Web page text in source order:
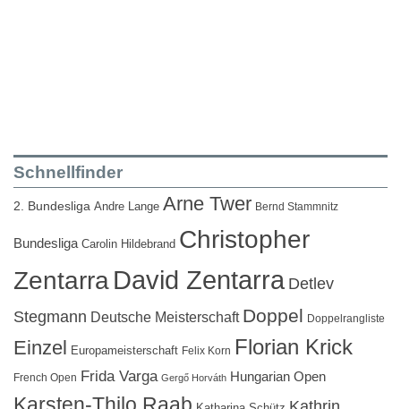
Schnellfinder
2. Bundesliga Andre Lange Arne Twer Bernd Stammnitz
Bundesliga Carolin Hildebrand Christopher
ZentarraDavid Zentarra Detlev
Stegmann Deutsche Meisterschaft Doppel Doppelrangliste
Einzel Europameisterschaft Felix Korn Florian Krick
French Open Frida Varga Gergő Horváth Hungarian Open